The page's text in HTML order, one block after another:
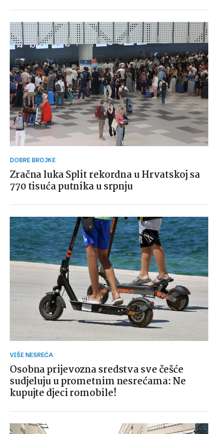
DOBRE BROJKE
Zračna luka Split rekordna u Hrvatskoj sa
770 tisuća putnika u srpnju
VIŠE NESREĆA
Osobna prijevozna sredstva sve češće
sudjeluju u prometnim nesrećama: Ne
kupujte djeci romobile!